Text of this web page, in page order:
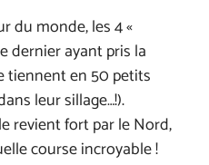
du monde, les 4 «
dernier ayant pris la
tiennent en 50 petits
leur sillage…!).
revient fort par le Nord,
course incroyable !